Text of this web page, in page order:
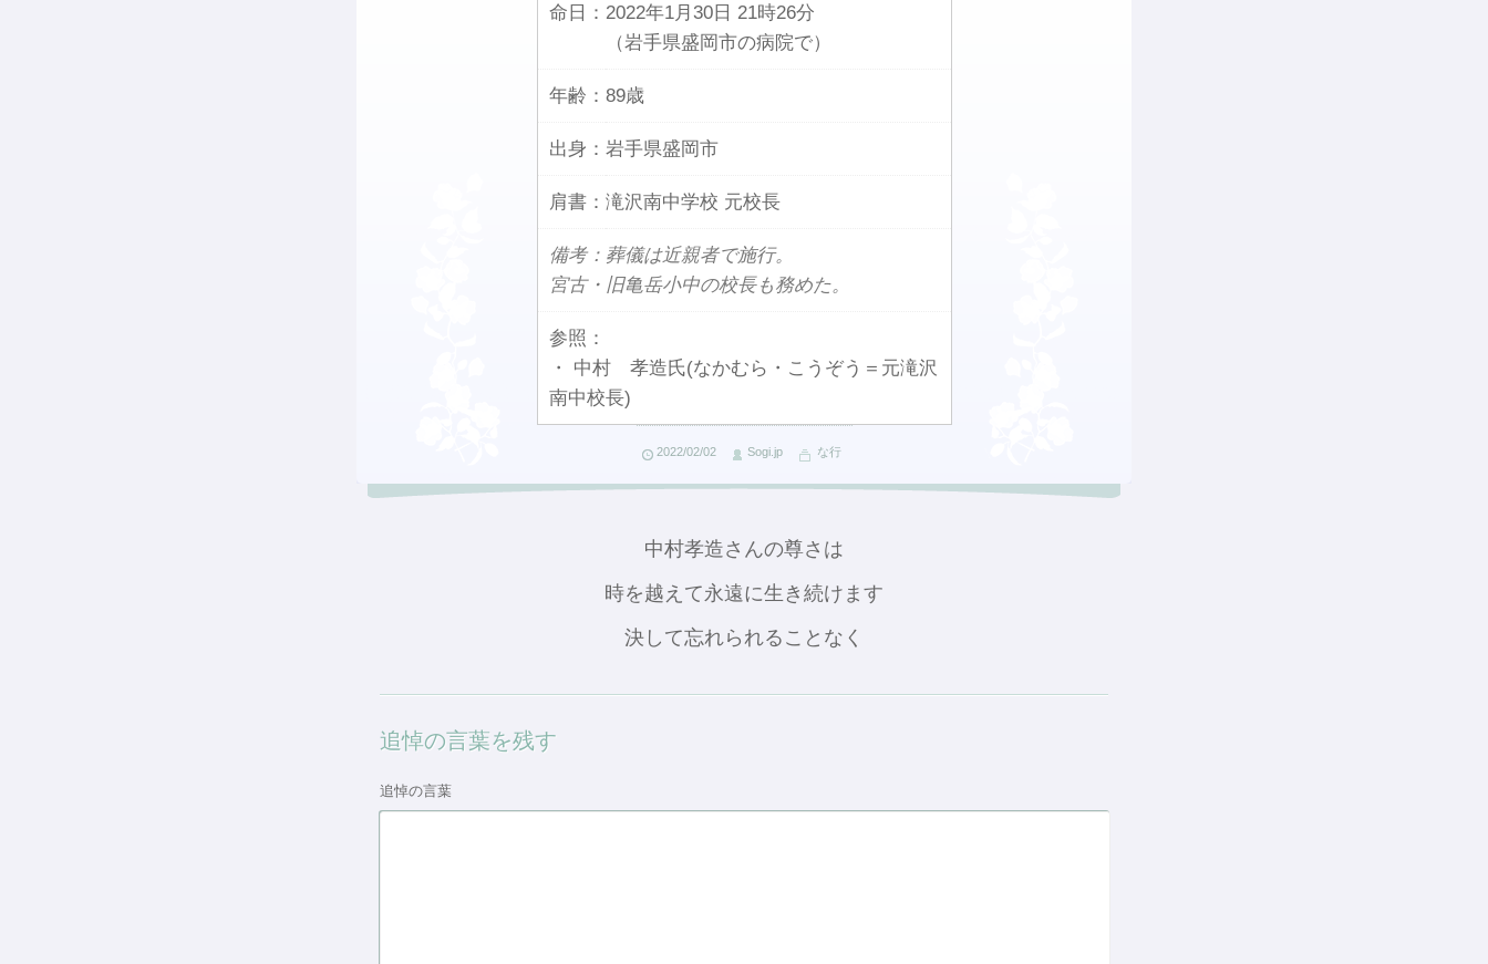
命日： 2022年1月30日 21時26分
（岩手県盛岡市の病院で）
年齢： 89歳
出身： 岩手県盛岡市
肩書： 滝沢南中学校 元校長
備考：葬儀は近親者で施行。
宮古・旧亀岳小中の校長も務めた。
参照：
・ 中村 孝造氏(なかむら・こうぞう＝元滝沢
南中校長)
2022/02/02 Sogi.jp な行
中村孝造さんの尊さは
時を越えて永遠に生き続けます
決して忘れられることなく
追悼の言葉を残す
追悼の言葉